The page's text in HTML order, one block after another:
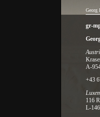
Georg
gr-
A-
+43
116
L-